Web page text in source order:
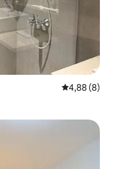
Prosječna
4,88 (8)